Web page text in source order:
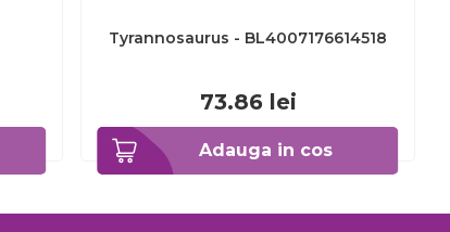
Adauga in cos
Tyrannosaurus - BL4007176614518
73.86 lei